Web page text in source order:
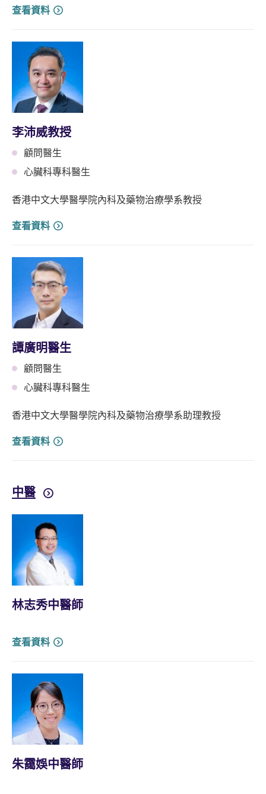
查看資料
李沛威教授
顧問醫生
心臟科專科醫生
香港中文大學醫學院內科及藥物治療學系教授
查看資料
譚廣明醫生
顧問醫生
心臟科專科醫生
香港中文大學醫學院內科及藥物治療學系助理教授
查看資料
中醫
林志秀中醫師
查看資料
朱靄娛中醫師